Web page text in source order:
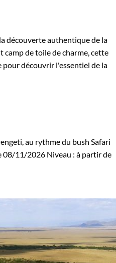
découverte authentique de la
camp de toile de charme, cette
pour découvrir l'essentiel de la
au rythme du bush Safari
08/11/2026 Niveau : à partir de